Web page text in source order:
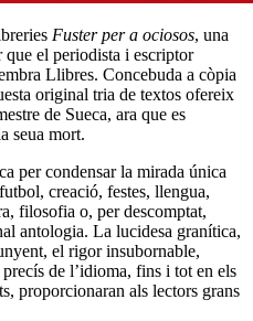
Fuster per a ociosos, una
que el periodista i escriptor
Llibres. Concebuda a còpia
original tria de textos ofereix
de Sueca, ara que es
seua mort.
per condensar la mirada única
creació, festes, llengua,
filosofia o, per descomptat,
antologia. La lucidesa granítica,
el rigor insubornable,
de l’idioma, fins i tot en els
proporcionaran als lectors grans